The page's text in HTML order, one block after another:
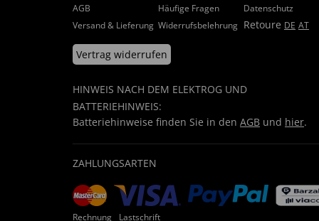
AGB Häufige Fragen
Datenschutz
Versand & Lieferung Widerrufsbelehrung Retoure DE AT
Vertrag widerrufen
HINWEIS NACH DEM ELEKTROG UND
BATTERIEHINWEIS:
Batteriehinweise finden Sie in den AGB und hier.
ZAHLUNGSARTEN
Rechnung Lastschrift